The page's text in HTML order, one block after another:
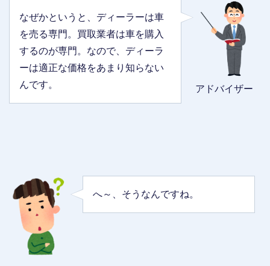
アドバイザー
なぜかというと、ディーラーは車
を売る専門。買取業者は車を購入
するのが専門。なので、ディーラ
ーは適正な価格をあまり知らない
んです。
へ～、そうなんですね。